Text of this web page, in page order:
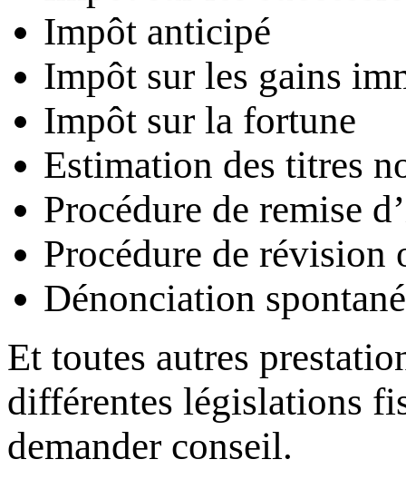
Impôt anticipé
Impôt sur les gains
Impôt sur la fortune
Estimation des titres
Procédure de remise
Procédure de révision
Dénonciation
Et toutes autres
différentes législations
demander conseil.